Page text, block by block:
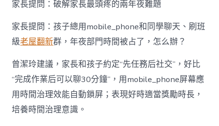
家長提問：破解家長最頭疼的兩年夜難題
家長提問：孩子總用mobile_phone和同學聊天、刷班
級老屋翻新群，年夜部門時間被占了，怎么辦？
曾潔玲建議，家長和孩子約定“先任務后社交”，好比
“完成作業后可以聊30分鐘”，用mobile_phone屏幕應
用時間治理效能自動鎖屏；表現好時適當獎勵時長，
培養時間治理意識。